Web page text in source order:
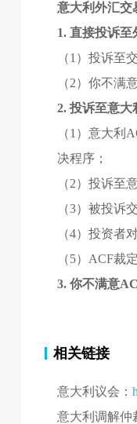
意大利外汇交
1. 直接投诉至
（1） 投诉至
（2）你不满
2. 投诉至意
（1）意大利
决程序；
（2）投诉至
（3）被投诉
（4）投资者
（5）ACF裁
3. 你不满意
相关链接
意大利议会：
意大利调解仲